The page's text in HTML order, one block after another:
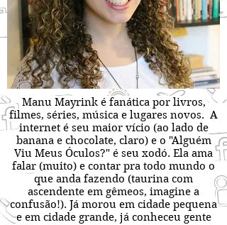
Manu Mayrink é fanática por livros,
filmes, séries, música e lugares novos. A
internet é seu maior vício (ao lado de
banana e chocolate, claro) e o "Alguém
Viu Meus Óculos?" é seu xodó. Ela ama
falar (muito) e contar pra todo mundo o
que anda fazendo (taurina com
ascendente em gêmeos, imagine a
confusão!). Já morou em cidade pequena
e em cidade grande, já conheceu gente